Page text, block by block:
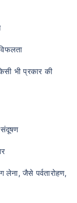
भी प्रकार की
संदूषण
जैसे पर्वतारोहण,